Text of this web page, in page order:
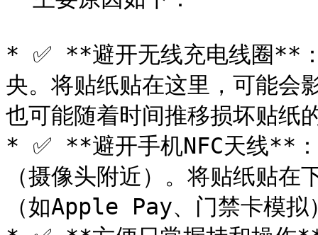
* ✅ **避开无线充电线圈**：
央。将贴纸贴在这里，可能会
也可能随着时间推移损坏贴纸
* ✅ **避开手机NFC天线**：
（摄像头附近）。将贴纸贴在
（如Apple Pay、门禁卡模拟